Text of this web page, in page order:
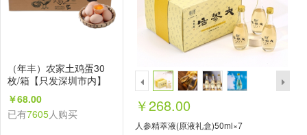
（年丰）农家土鸡蛋30
枚/箱【只发深圳市内】
￥68.00
已有7605人购买 ￥268.00
人参精萃液(原液礼盒)50ml×7